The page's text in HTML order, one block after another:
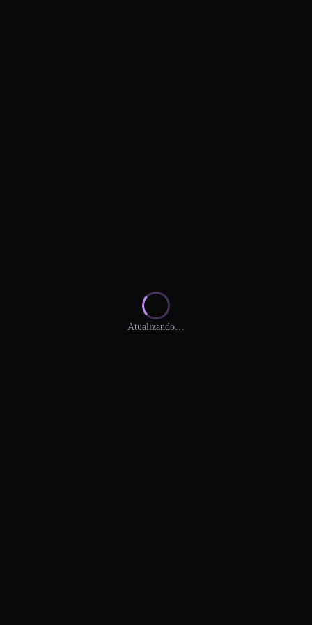
Atualizando…